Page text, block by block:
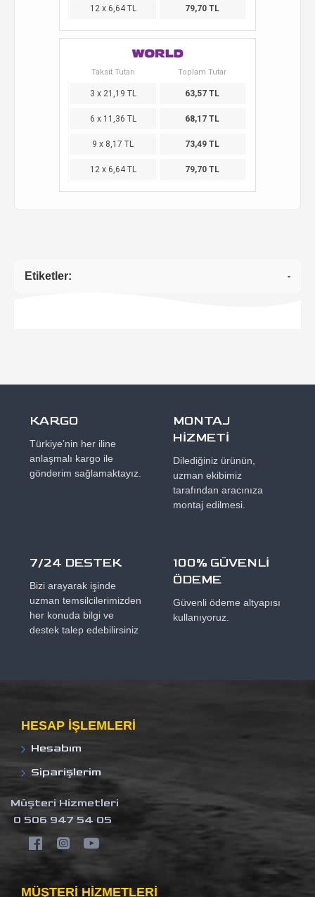
12 x 6,64 TL 79,70 TL
Taksit Tutarı Toplam Tutar
3 x 21,19 TL 63,57 TL
6 x 11,36 TL 68,17 TL
9 x 8,17 TL 73,49 TL
12 x 6,64 TL 79,70 TL
Etiketler: -
KARGO
Türkiye’nin her iline
anlaşmalı kargo ile
gönderim sağlamaktayız.
MONTAJ
HİZMETİ
Dilediğiniz ürünün,
uzman ekibimiz
tarafından aracınıza
montaj edilmesi.
7/24 DESTEK
Bizi arayarak işinde
uzman temsilcilerimizden
her konuda bilgi ve
destek talep edebilirsiniz
100% GÜVENLİ
ÖDEME
Güvenli ödeme altyapısı
kullanıyoruz.
HESAP IŞLEMLERI
Hesabım
Siparişlerim
Müşteri Hizmetleri
0 506 947 54 05
MÜŞTERI HIZMETLERI